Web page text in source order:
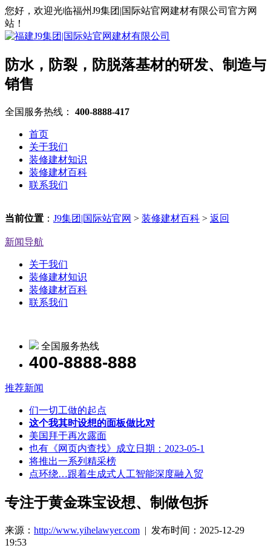
您好，欢迎光临福州J9集团|国际站官网建材有限公司官方网
站！
防水，防裂，防脱落基材的研发、制造与
销售
全国服务热线： 400-8888-417
首页
关于我们
装修建材知识
装修建材百科
联系我们
当前位置 ： J9集团|国际站官网 > 装修建材百科 > 返回
新闻导航
关于我们
装修建材知识
装修建材百科
联系我们
全国服务热线
400-8888-888
推荐新闻
们一切工做的起点
这个我其时设想的面板做比对
美国拜于再次露面
也有《网页内查找》成立日期：2023-05-1
将推出一系列精采榜
点环绕…跟着生成式人工智能深度融入贸
专注于黄金珠宝设想、制做包拆
来源： http://www.yihelawyer.com | 发布时间：2025-12-29
19:53